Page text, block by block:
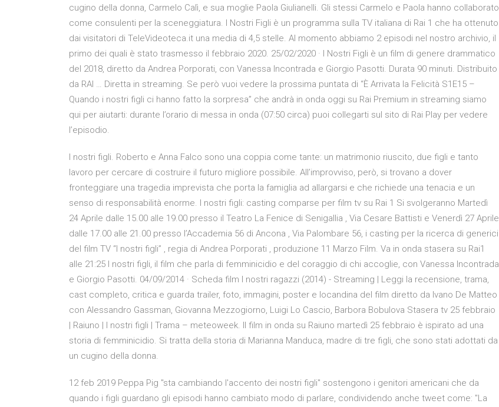
cugino della donna, Carmelo Calì, e sua moglie Paola Giulianelli. Gli stessi Carmelo e Paola hanno collaborato
come consulenti per la sceneggiatura. I Nostri Figli è un programma sulla TV italiana di Rai 1 che ha ottenuto
dai visitatori di TeleVideoteca.it una media di 4,5 stelle. Al momento abbiamo 2 episodi nel nostro archivio, il
primo dei quali è stato trasmesso il febbraio 2020. 25/02/2020 · I Nostri Figli è un film di genere drammatico
del 2018, diretto da Andrea Porporati, con Vanessa Incontrada e Giorgio Pasotti. Durata 90 minuti. Distribuito
da RAI … Diretta in streaming. Se però vuoi vedere la prossima puntata di “È Arrivata la Felicità S1E15 –
Quando i nostri figli ci hanno fatto la sorpresa” che andrà in onda oggi su Rai Premium in streaming siamo
qui per aiutarti: durante l’orario di messa in onda (07:50 circa) puoi collegarti sul sito di Rai Play per vedere
l’episodio.
I nostri figli. Roberto e Anna Falco sono una coppia come tante: un matrimonio riuscito, due figli e tanto
lavoro per cercare di costruire il futuro migliore possibile. All’improvviso, però, si trovano a dover
fronteggiare una tragedia imprevista che porta la famiglia ad allargarsi e che richiede una tenacia e un
senso di responsabilità enorme. I nostri figli: casting comparse per film tv su Rai 1 Si svolgeranno Martedì
24 Aprile dalle 15.00 alle 19.00 presso il Teatro La Fenice di Senigallia , Via Cesare Battisti e Venerdì 27 Aprile
dalle 17.00 alle 21.00 presso l’Accademia 56 di Ancona , Via Palombare 56, i casting per la ricerca di generici
del film TV “I nostri figli” , regia di Andrea Porporati , produzione 11 Marzo Film. Va in onda stasera su Rai1
alle 21:25 I nostri figli, il film che parla di femminicidio e del coraggio di chi accoglie, con Vanessa Incontrada
e Giorgio Pasotti. 04/09/2014 · Scheda film I nostri ragazzi (2014) - Streaming | Leggi la recensione, trama,
cast completo, critica e guarda trailer, foto, immagini, poster e locandina del film diretto da Ivano De Matteo
con Alessandro Gassman, Giovanna Mezzogiorno, Luigi Lo Cascio, Barbora Bobulova Stasera tv 25 febbraio
| Raiuno | I nostri figli | Trama – meteoweek. Il film in onda su Raiuno martedì 25 febbraio è ispirato ad una
storia di femminicidio. Si tratta della storia di Marianna Manduca, madre di tre figli, che sono stati adottati da
un cugino della donna.
12 feb 2019 Peppa Pig "sta cambiando l'accento dei nostri figli" sostengono i genitori americani che da
quando i figli guardano gli episodi hanno cambiato modo di parlare, condividendo anche tweet come: "La